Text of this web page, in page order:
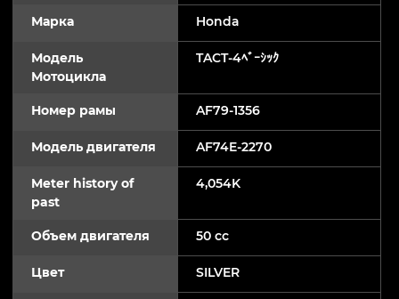
Марка Honda
Модель
Мотоцикла
TACT-4ﾍﾞｰｼｯｸ
Номер рамы AF79-1356
Модель двигателя AF74E-2270
Meter history of
past
4,054K
Объем двигателя 50 cc
Цвет SILVER